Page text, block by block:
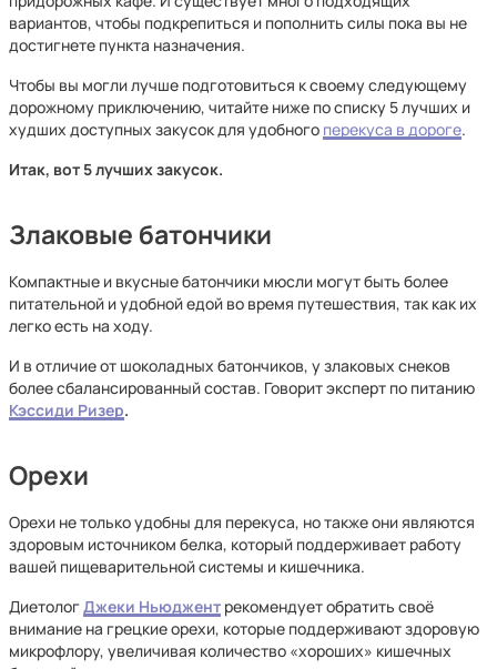
вариантов, чтобы подкрепиться и пополнить силы пока вы не
достигнете пункта назначения.
Чтобы вы могли лучше подготовиться к своему следующему
дорожному приключению, читайте ниже по списку 5 лучших и
худших доступных закусок для удобного перекуса в дороге.
Итак, вот 5 лучших закусок.
Злаковые батончики
Компактные и вкусные батончики мюсли могут быть более
питательной и удобной едой во время путешествия, так как их
легко есть на ходу.
И в отличие от шоколадных батончиков, у злаковых снеков
более сбалансированный состав. Говорит эксперт по питанию
Кэссиди Ризер.
Орехи
Орехи не только удобны для перекуса, но также они являются
здоровым источником белка, который поддерживает работу
вашей пищеварительной системы и кишечника.
ДиетологДжеки Ньюджент рекомендует обратить своё
внимание на грецкие орехи, которые поддерживают здоровую
микрофлору, увеличивая количество «хороших» кишечных